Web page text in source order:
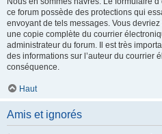
ce forum possède des protections qui
envoyant de tels messages. Vous
une copie complète du courrier
administrateur du forum. Il est très
des informations sur l’auteur du courrier
conséquence.
Haut
Amis et ignorés